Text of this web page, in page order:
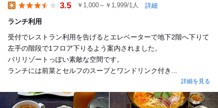
3.5 ￥1,000～￥1,999/1人 詳細
ランチ利用
受付でレストラン利用を告げるとエレベーターで地下2階へ下りて
左手の階段で1フロア下りるよう案内されました。
バリリゾートっぽい素敵な空間です。
ランチには前菜とセルフのスープとワンドリンク付き...
詳細を見る